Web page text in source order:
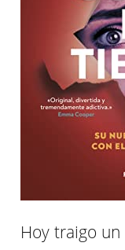
Hoy traigo